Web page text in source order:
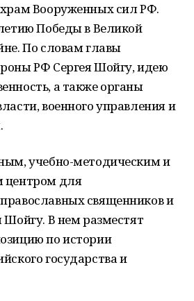
Вооруженных сил РФ.
Победы в Великой
По словам главы
РФ Сергея Шойгу, идею
а также органы
военного управления и
учебно-методическим и
центром для
священников и
Шойгу. В нем разместят
по истории
государства и